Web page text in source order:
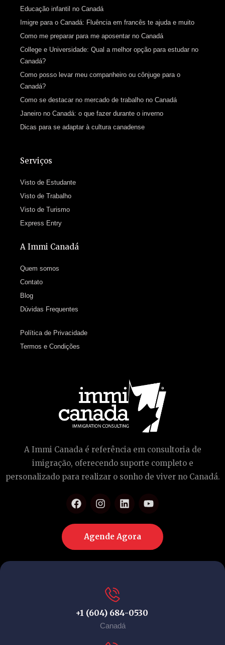
Educação infantil no Canadá
Imigre para o Canadá: Fluência em francês te ajuda e muito
Como me preparar para me aposentar no Canadá
College e Universidade: Qual a melhor opção para estudar no
Canadá?
Como posso levar meu companheiro ou cônjuge para o
Canadá?
Como se destacar no mercado de trabalho no Canadá
Janeiro no Canadá: o que fazer durante o inverno
Dicas para se adaptar à cultura canadense
Serviços
Visto de Estudante
Visto de Trabalho
Visto de Turismo
Express Entry
A Immi Canadá
Quem somos
Contato
Blog
Dúvidas Frequentes
Política de Privacidade
Termos e Condições
A Immi Canada é referência em consultoria de
imigração, oferecendo suporte completo e
personalizado para realizar o sonho de viver no Canadá.
Agende Agora
+1 (604) 684-0530
Canadá